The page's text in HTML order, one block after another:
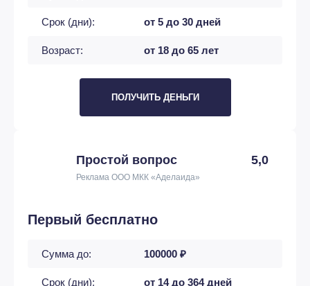
Срок (дни): от 5 до 30 дней
Возраст: от 18 до 65 лет
ПОЛУЧИТЬ ДЕНЬГИ
Простой вопрос 5,0
Реклама ООО МКК «Аделаида»
Первый бесплатно
Сумма до: 100000 ₽
Срок (дни): от 14 до 364 дней